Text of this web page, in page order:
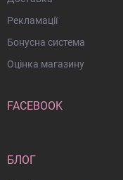
Рекламації
Бонусна система
Оцінка магазину
FACEBOOK
БЛОГ